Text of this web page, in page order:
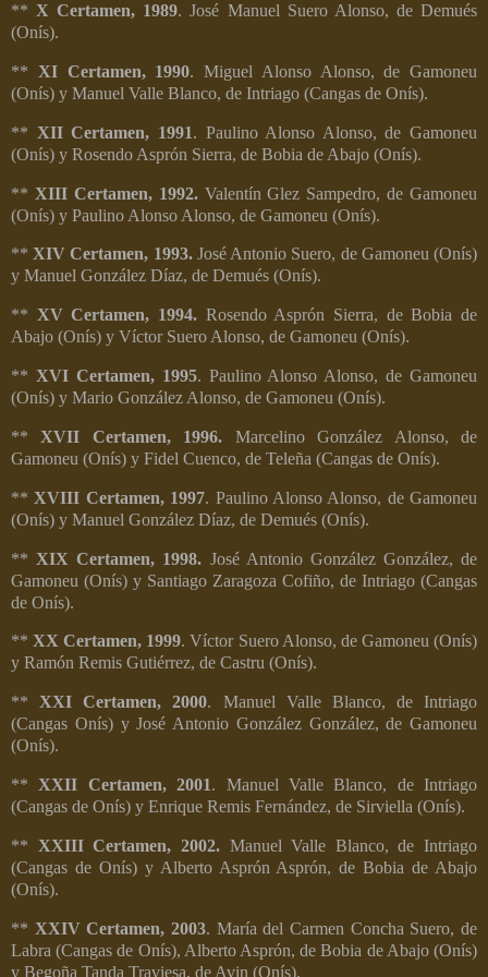
**X Certamen, 1989. José Manuel Suero Alonso, de Demués
(Onís).
** XI Certamen, 1990. Miguel Alonso Alonso, de Gamoneu
(Onís) y Manuel Valle Blanco, de Intriago (Cangas de Onís).
** XII Certamen, 1991. Paulino Alonso Alonso, de Gamoneu
(Onís) y Rosendo Asprón Sierra, de Bobia de Abajo (Onís).
** XIII Certamen, 1992.Valentín Glez Sampedro, de Gamoneu
(Onís) y Paulino Alonso Alonso, de Gamoneu (Onís).
**XIV Certamen, 1993.José Antonio Suero, de Gamoneu (Onís)
y Manuel González Díaz, de Demués (Onís).
** XV Certamen, 1994. Rosendo Asprón Sierra, de Bobia de
Abajo (Onís) y Víctor Suero Alonso, de Gamoneu (Onís).
** XVI Certamen, 1995. Paulino Alonso Alonso, de Gamoneu
(Onís) y Mario González Alonso, de Gamoneu (Onís).
**XVII Certamen, 1996. Marcelino González Alonso, de
Gamoneu (Onís) y Fidel Cuenco, de Teleña (Cangas de Onís).
**XVIII Certamen, 1997. Paulino Alonso Alonso, de Gamoneu
(Onís) y Manuel González Díaz, de Demués (Onís).
**XIX Certamen, 1998. José Antonio González González, de
Gamoneu (Onís) y Santiago Zaragoza Cofiño, de Intriago (Cangas
de Onís).
**XX Certamen, 1999. Víctor Suero Alonso, de Gamoneu (Onís)
y Ramón Remis Gutiérrez, de Castru (Onís).
**XXI Certamen, 2000. Manuel Valle Blanco, de Intriago
(Cangas Onís) y José Antonio González González, de Gamoneu
(Onís).
**XXII Certamen, 2001. Manuel Valle Blanco, de Intriago
(Cangas de Onís) y Enrique Remis Fernández, de Sirviella (Onís).
** XXIII Certamen, 2002.Manuel Valle Blanco, de Intriago
(Cangas de Onís) y Alberto Asprón Asprón, de Bobia de Abajo
(Onís).
** XXIV Certamen, 2003. María del Carmen Concha Suero, de
Labra (Cangas de Onís), Alberto Asprón, de Bobia de Abajo (Onís)
y Begoña Tanda Traviesa, de Avin (Onís).